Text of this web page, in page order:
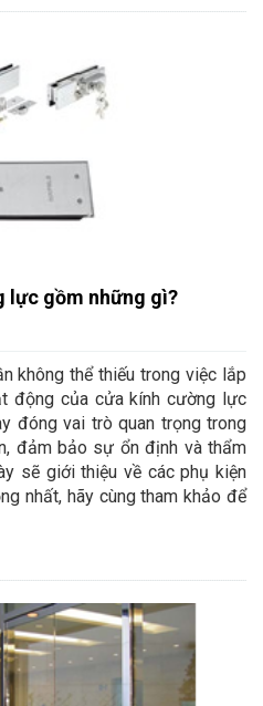
lực gồm những gì?
không thể thiếu trong việc lắp
động của cửa kính cường lực
đóng vai trò quan trọng trong
đảm bảo sự ổn định và thẩm
sẽ giới thiệu về các phụ kiện
nhất, hãy cùng tham khảo để